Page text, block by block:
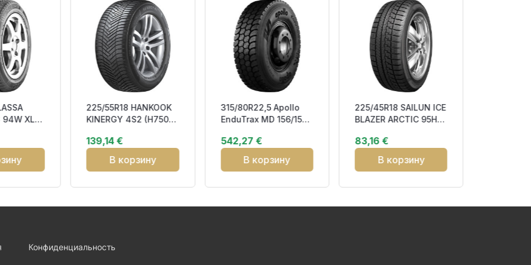
94W XL
225/55R18 HANKOOK
KINERGY 4S2 (H750)
3PMSF M+
139,14 €
В корзину
315/80R22,5 Apollo
EnduTrax MD 156/150K
MIXED US
542,27 €
В корзину
225/45R18 SAILUN ICE
BLAZER ARCTIC 95H
3PMS
83,16 €
В корзину
Конфиденциальность